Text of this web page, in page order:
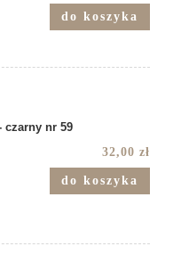
do koszyka
czarny nr 59
32,00 zł
do koszyka